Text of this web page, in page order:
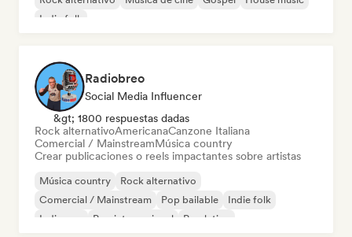
Indie folk
Radiobreo
Social Media Influencer
&gt; 1800 respuestas dadas
Rock alternativoAmericanaCanzone Italiana
Comercial / MainstreamMúsica country
Crear publicaciones o reels impactantes sobre artistas
Música country
Rock alternativo
Comercial / Mainstream
Pop bailable
Indie folk
Indie pop
Pop internacional Pop latino